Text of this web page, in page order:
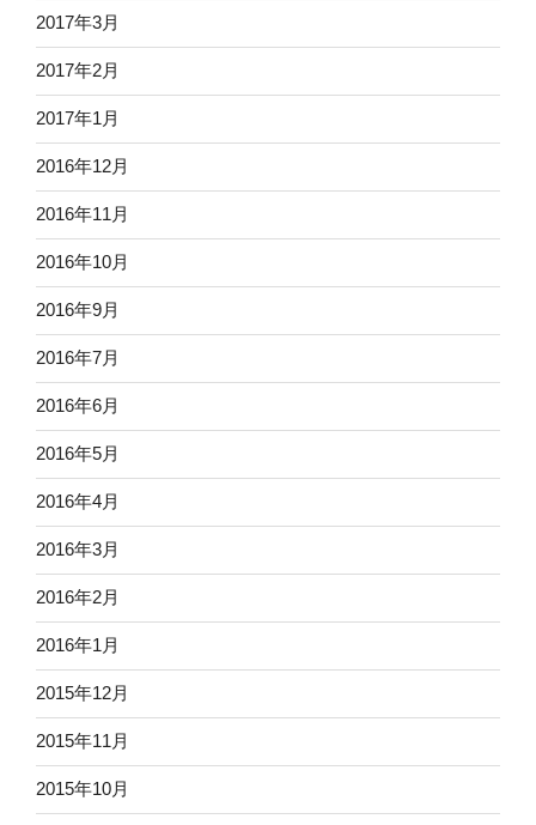
2017年3月
2017年2月
2017年1月
2016年12月
2016年11月
2016年10月
2016年9月
2016年7月
2016年6月
2016年5月
2016年4月
2016年3月
2016年2月
2016年1月
2015年12月
2015年11月
2015年10月